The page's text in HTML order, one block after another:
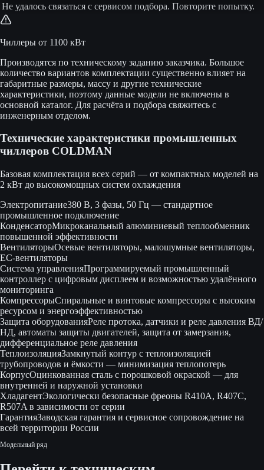
Не удалось связаться с сервисом подбора. Повторите попытку.
Чиллеры от 1100 кВт
Производятся по техническому заданию заказчика. Большое
количество вариантов комплектации существенно влияет на
габаритные размеры, массу и другие технические
характеристики, поэтому данные модели не включены в
основной каталог. Для расчёта и подбора свяжитесь с
инженерным отделом.
Технические характеристики промышленных
чиллеров COLDMAN
Базовая комплектация всех серий — от компактных моделей на
2 кВт до высокомощных систем охлаждения
Электропитание380 В, 3 фазы, 50 Гц — стандартное
промышленное подключение
КонденсаторМикроканальный алюминиевый теплообменник
повышенной эффективности
ВентиляторыОсевые вентиляторы, малошумные вентиляторы,
EC-вентиляторы
Система управленияПрограммируемый промышленный
контроллер с цифровым дисплеем и возможностью удалённого
мониторинга
КомпрессорыСпиральные и винтовые компрессоры с высоким
ресурсом и энергоэффективностью
Защита оборудованияРеле протока, датчики и реле давления ВД/
НД, автоматы защиты двигателей, защита от замерзания,
дифференциальное реле давления
ТеплоизоляцияЗамкнутый контур с теплоизоляцией
трубопроводов и ёмкости — минимизация теплопотерь
КорпусОцинкованная сталь с порошковой окраской — для
внутренней и наружной установки
ХладагентЭкологически безопасные фреоны R410A, R407C,
R507A в зависимости от серии
ГарантияЗаводская гарантия и сервисное сопровождение на
всей территории России
Модельный ряд